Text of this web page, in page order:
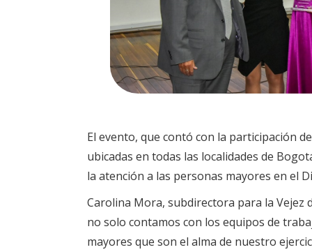
El evento, que contó con la participación
ubicadas en todas las localidades de
la atención a las personas mayores en el
Carolina Mora, subdirectora para la Vejez
no solo contamos con los equipos de
mayores que son el alma de nuestro